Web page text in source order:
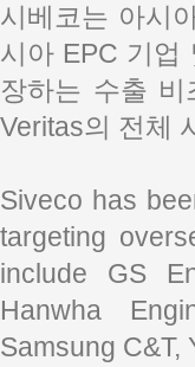
시베코는 아시
시아 EPC 기업
장하는 수출
Veritas의 전체
Siveco has
targeting
include GS
Hanwha
Samsung C&T,